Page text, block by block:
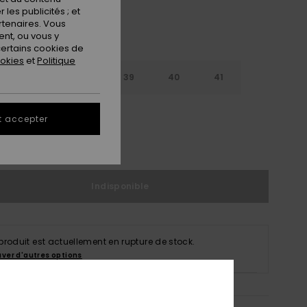
39 40 41
est actuellement en rupture de stock.
d'autres options
les publicités ; et
Vous
ou vous y
cookies de
etPolitique
accepter